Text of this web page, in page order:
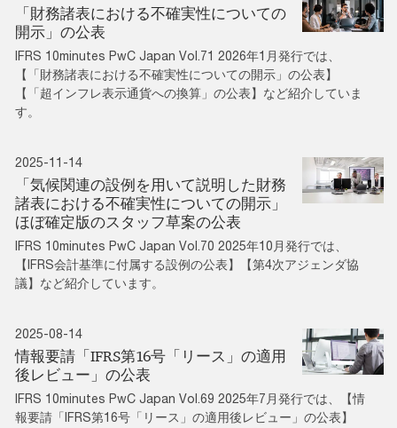
「財務諸表における不確実性についての
開示」の公表
IFRS 10minutes PwC Japan Vol.71 2026年1月発行では、
【「財務諸表における不確実性についての開示」の公表】
【「超インフレ表示通貨への換算」の公表】など紹介していま
す。
2025-11-14
「気候関連の設例を用いて説明した財務
諸表における不確実性についての開示」
ほぼ確定版のスタッフ草案の公表
IFRS 10minutes PwC Japan Vol.70 2025年10月発行では、
【IFRS会計基準に付属する設例の公表】【第4次アジェンダ協
議】など紹介しています。
2025-08-14
情報要請「IFRS第16号「リース」の適用
後レビュー」の公表
IFRS 10minutes PwC Japan Vol.69 2025年7月発行では、【情
報要請「IFRS第16号「リース」の適用後レビュー」の公表】